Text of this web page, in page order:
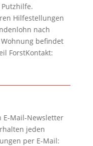
Hilfestellungen
nach
befindet
ForstKontakt:
E-Mail-Newsletter
jeden
per E-Mail: